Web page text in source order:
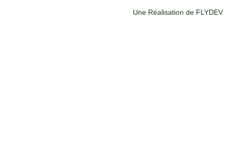
Une Réalisation de FLYDEV